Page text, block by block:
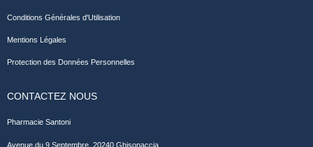
Conditions Générales d'Utilisation
Mentions Légales
Protection des Données Personnelles
CONTACTEZ NOUS
Pharmacie Santoni
Avenue du 9 Septembre, 20240 Ghisonaccia